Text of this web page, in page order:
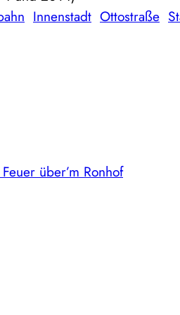
Innenstadt Ottostraße
Feuer über’m Ronhof